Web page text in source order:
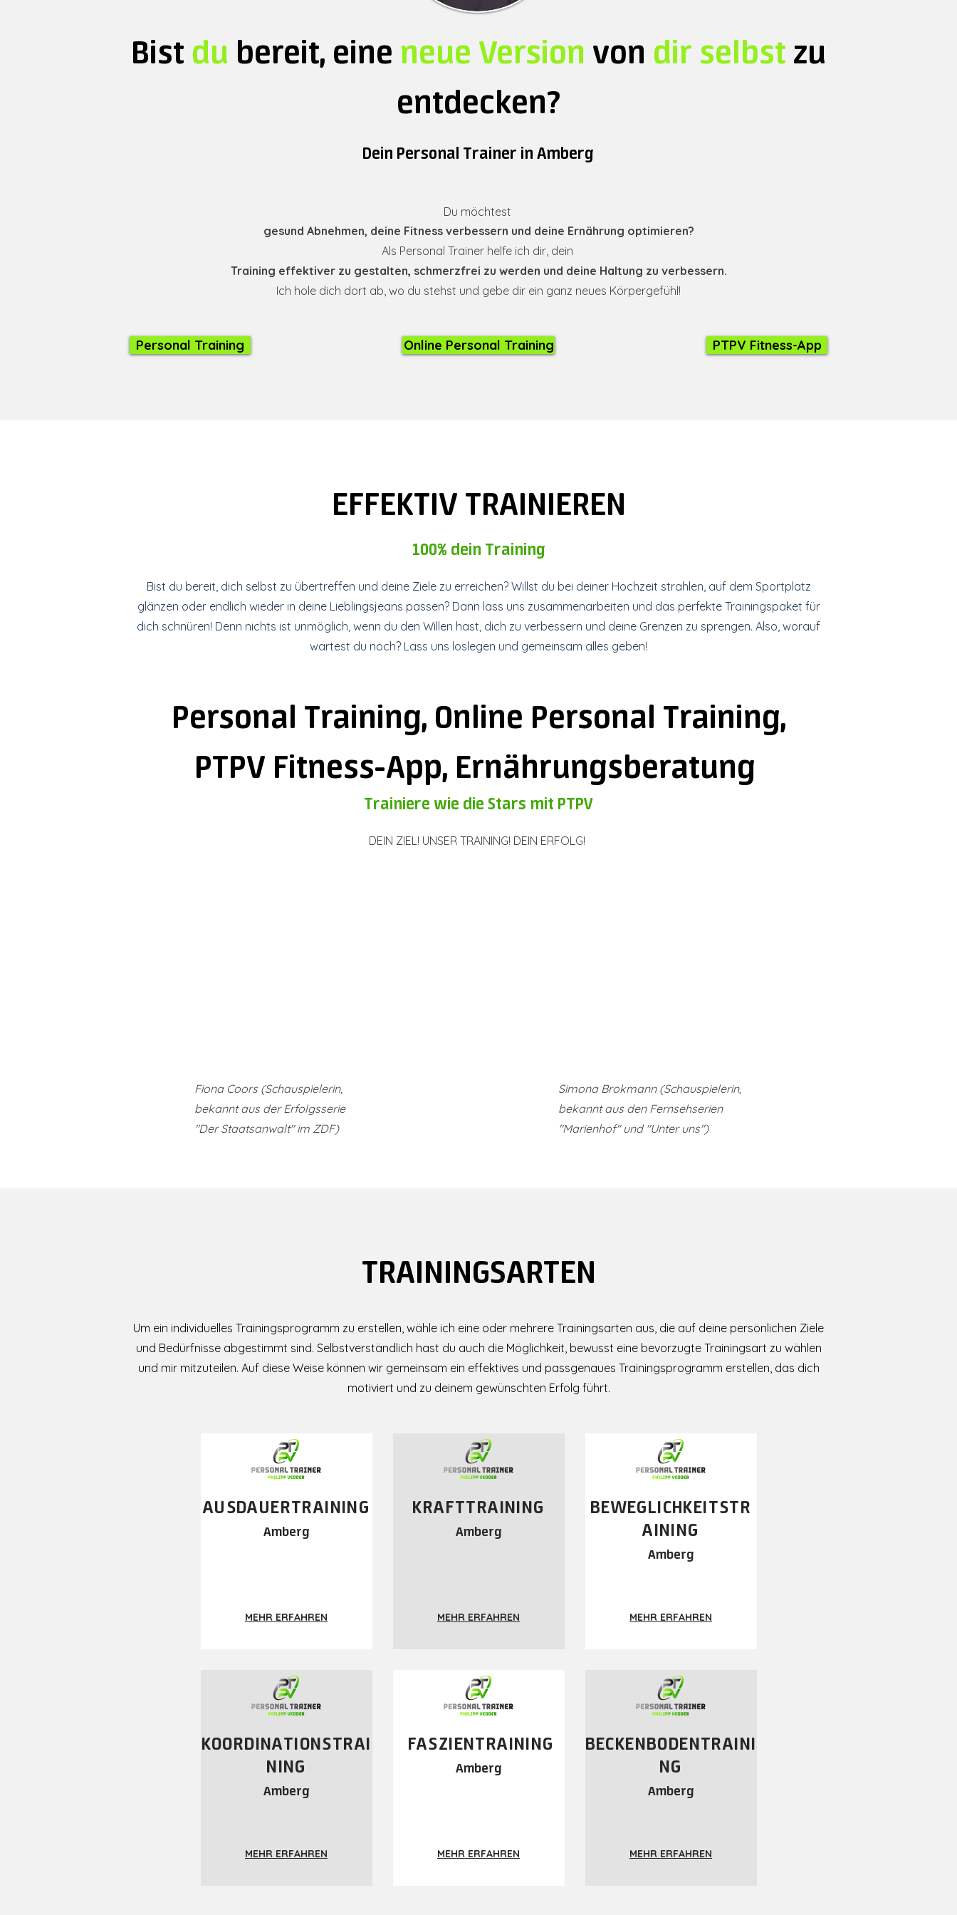
Bist du bereit, eine neue Version von dir selbst zu
entdecken?
Dein Personal Trainer in Amberg
Du möchtest
gesund Abnehmen, deine Fitness verbessern und deine Ernährung optimieren?
Als Personal Trainer helfe ich dir, dein
Training effektiver zu gestalten, schmerzfrei zu werden und deine Haltung zu verbessern.
Ich hole dich dort ab, wo du stehst und gebe dir ein ganz neues Körpergefühl!
Personal Training Online Personal Training PTPV Fitness-App
EFFEKTIV TRAINIEREN
100% dein Training
Bist du bereit, dich selbst zu übertreffen und deine Ziele zu erreichen? Willst du bei deiner Hochzeit strahlen, auf dem Sportplatz
glänzen oder endlich wieder in deine Lieblingsjeans passen? Dann lass uns zusammenarbeiten und das perfekte Trainingspaket für
dich schnüren! Denn nichts ist unmöglich, wenn du den Willen hast, dich zu verbessern und deine Grenzen zu sprengen. Also, worauf
wartest du noch? Lass uns loslegen und gemeinsam alles geben!
Personal Training, Online Personal Training,
PTPV Fitness-App, Ernährungsberatung
Trainiere wie die Stars mit PTPV
DEIN ZIEL! UNSER TRAINING! DEIN ERFOLG!
Fiona Coors (Schauspielerin,
bekannt aus der Erfolgsserie
"Der Staatsanwalt" im ZDF)
Simona Brokmann (Schauspielerin,
bekannt aus den Fernsehserien
"Marienhof" und "Unter uns")
TRAININGSARTEN
Um ein individuelles Trainingsprogramm zu erstellen, wähle ich eine oder mehrere Trainingsarten aus, die auf deine persönlichen Ziele
und Bedürfnisse abgestimmt sind. Selbstverständlich hast du auch die Möglichkeit, bewusst eine bevorzugte Trainingsart zu wählen
und mir mitzuteilen. Auf diese Weise können wir gemeinsam ein effektives und passgenaues Trainingsprogramm erstellen, das dich
motiviert und zu deinem gewünschten Erfolg führt.
AUSDAUERTRAINING
Amberg
MEHR ERFAHREN
KOORDINATIONSTRAI
NING
Amberg
MEHR ERFAHREN
KRAFTTRAINING
Amberg
MEHR ERFAHREN
FASZIENTRAINING
Amberg
MEHR ERFAHREN
BEWEGLICHKEITSTR
AINING
Amberg
MEHR ERFAHREN
BECKENBODENTRAINI
NG
Amberg
MEHR ERFAHREN